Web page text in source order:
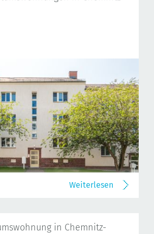
Weiterlesen
in Chemnitz-